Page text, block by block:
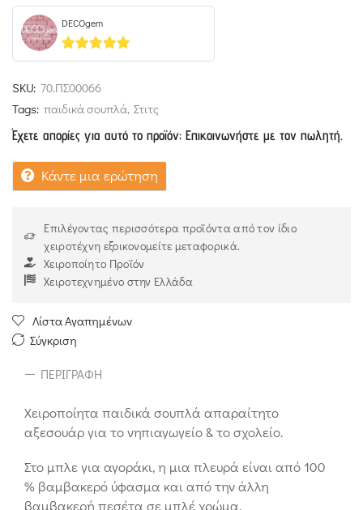
DECOgem
5out of 5
SKU: 70.ΠΣ00066
Tags: παιδικά σουπλά, Στιτς
Έχετε απορίες για αυτό το προϊόν; Επικοινωνήστε με τον πωλητή.
Κάντε μια ερώτηση
Επιλέγοντας περισσότερα προϊόντα από τον ίδιο
χειροτέχνη εξοικονομείτε μεταφορικά.
Χειροποίητο Προϊόν
Χειροτεχνημένο στην Ελλάδα
Λίστα Αγαπημένων
Σύγκριση
ΠΕΡΙΓΡΑΦΉ
Χειροποίητα παιδικά σουπλά απαραίτητο
αξεσουάρ για το νηπιαγωγείο & το σχολείο.
Στο μπλε για αγοράκι, η μια πλευρά είναι από 100
% βαμβακερό ύφασμα και από την άλλη
βαμβακερή πεσέτα σε μπλέ χρώμα.